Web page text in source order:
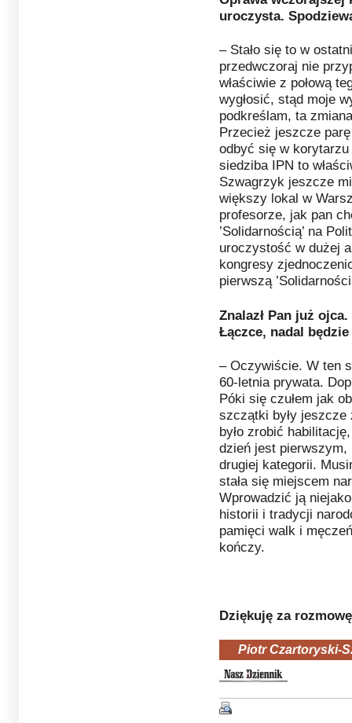
uroczysta.
– Stało się to w
przedwczoraj nie
właściwie z połową
wygłosić, stąd moje
podkreślam, ta
Przecież jeszcze
odbyć się w
siedziba IPN to
Szwagrzyk jeszcze
większy lokal w
profesorze, jak pan
’Solidarnością’ na
uroczystość w dużej
kongresy
pierwszą
Znalazł Pan już
Łączce, nadal
– Oczywiście. W ten
60-letnia prywata.
Póki się czułem jak
szczątki były
było zrobić
dzień jest pierwszym,
drugiej kategorii.
stała się miejscem
Wprowadzić ją
historii i tradycji
pamięci walk i
kończy.
Dziękuję za
Piotr Czartoryski-